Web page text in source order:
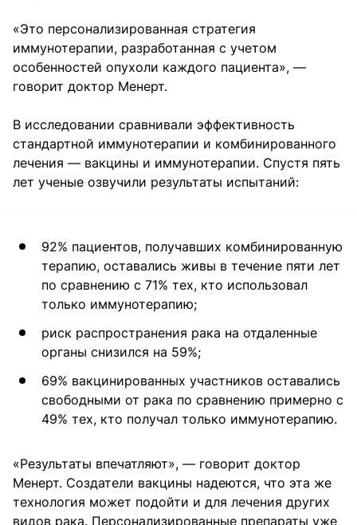
«Это персонализированная стратегия
иммунотерапии, разработанная с учетом
особенностей опухоли каждого пациента», —
говорит доктор Менерт.
В исследовании сравнивали эффективность
стандартной иммунотерапии и комбинированного
лечения — вакцины и иммунотерапии. Спустя пять
лет ученые озвучили результаты испытаний:
92% пациентов, получавших комбинированную
терапию, оставались живы в течение пяти лет
по сравнению с 71% тех, кто использовал
только иммунотерапию;
риск распространения рака на отдаленные
органы снизился на 59%;
69% вакцинированных участников оставались
свободными от рака по сравнению примерно с
49% тех, кто получал только иммунотерапию.
«Результаты впечатляют», — говорит доктор
Менерт. Создатели вакцины надеются, что эта же
технология может подойти и для лечения других
видов рака. Персонализированные препараты уже